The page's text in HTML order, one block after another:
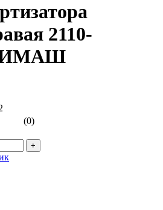
2110-
(0)
+